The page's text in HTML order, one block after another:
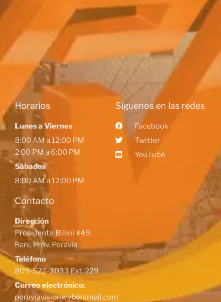
Horarios
Lunes a Viernes
8:00 AM a 12:00 PM
2:00 PM a 6:00 PM
Sábados
8:00 AM a 12:00 PM
Contacto
Dirección
Presidente Billini #49,
Baní, Prov. Peravia
Teléfono
809-522-3033 Ext. 229
Correo electrónico:
peraviavisionweb@gmail.com
Siguenos en las redes
Facebook
Twitter
YouTube